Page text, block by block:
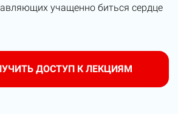
учащенно биться сердце
ДОСТУП К ЛЕКЦИЯМ